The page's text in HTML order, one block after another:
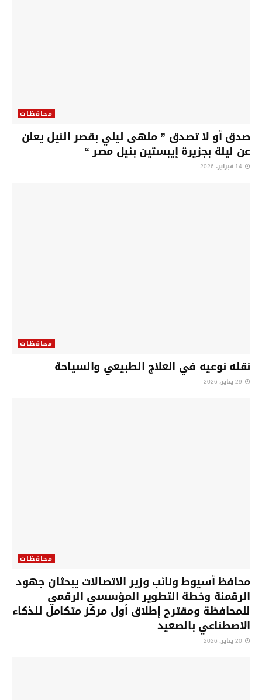
محافظات
صدق أو لا تصدق ” ملهى ليلي بقصر النيل يعلن
عن ليلة بجزيرة إيبستين بنيل مصر “
محافظات
نقله نوعيه في العلاج الطبيعي والسياحة
محافظات
محافظ أسيوط ونائب وزير الاتصالات يبحثان جهود
الرقمنة وخطة التطوير المؤسسي الرقمي
للمحافظة ومقترح إطلاق أول مركز متكامل للذكاء
الاصطناعي بالصعيد